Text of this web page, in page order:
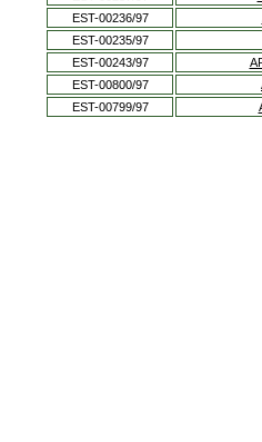
EST-00236/97
EST-00235/97
EST-00243/97
EST-00800/97
EST-00799/97